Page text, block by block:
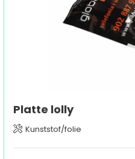
Platte lolly
Kunststof/folie